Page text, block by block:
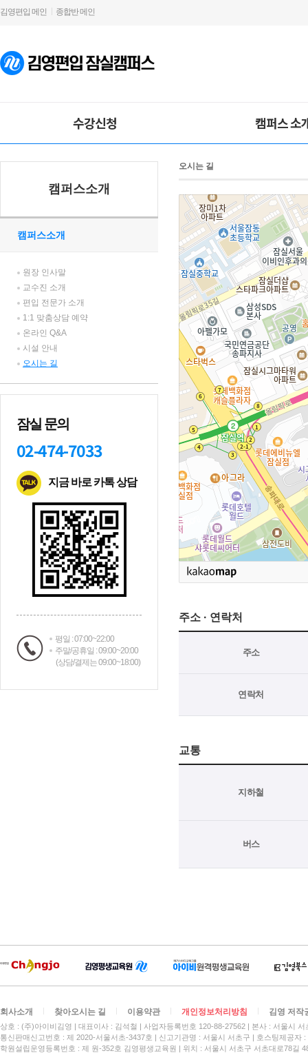
김영편입 메인 종합반 메인
수강신청 캠퍼스 소
캠퍼스소개
캠퍼스소개
원장 인사말
교수진 소개
편입 전문가 소개
1:1 맞춤상담 예약
온라인 Q&A
시설 안내
오시는 길
잠실 문의
02-474-7033
지금 바로 카톡 상담
평일 : 07:00~22:00
주말/공휴일 : 09:00~20:00
(상담/결제는 09:00~18:00)
오시는 길
주소 · 연락처
주소
연락처
교통
지하철
버스
회사소개 찾아오시는 길 이용약관 개인정보처리방침 김영 저작
상호 : (주)아이비김영 대표이사 : 김석철 사업자등록번호 120-88-27562
본사 : 서울시
통신판매신고번호 : 제 2020-서울서초-3437호
신고기관명 : 서울시 서초구
호스팅제공자
학원설립운영등록번호 : 제 원-352호 김영평생교육원 | 위치 : 서울시 서초구 서초대로78길